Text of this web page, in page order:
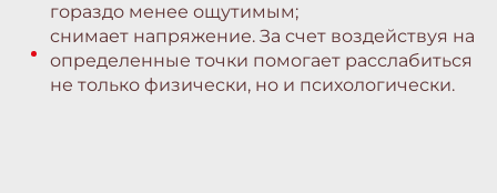
гораздо менее ощутимым;
снимает напряжение. За счет воздействуя на
определенные точки помогает расслабиться
не только физически, но и психологически.